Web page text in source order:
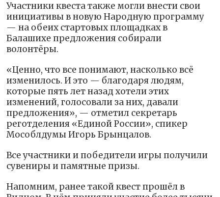
Участники квеста также могли внести свои
инициативы в новую Народную программу
— на обеих стартовых площадках в
Балашихе предложения собирали
волонтёры.
«Ценно, что все понимают, насколько всё
изменилось. И это — благодаря людям,
которые пять лет назад хотели этих
изменений, голосовали за них, давали
предложения», — отметил секретарь
реготделения «Единой России», спикер
Мособлдумы Игорь Брынцалов.
Все участники и победители игры получили
сувениры и памятные призы.
Напомним, ранее такой квест прошёл в